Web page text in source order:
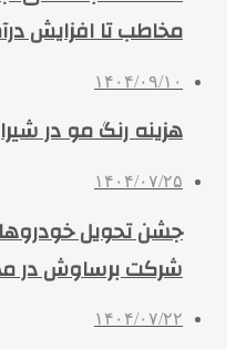
مخاطب تا افزایش
۱۴۰۴/۰۹/۱۰
هزینه رنگ مو در
۱۴۰۴/۰۷/۲۵
جشن تحویل
شرکت برساوش در
۱۴۰۴/۰۷/۲۲